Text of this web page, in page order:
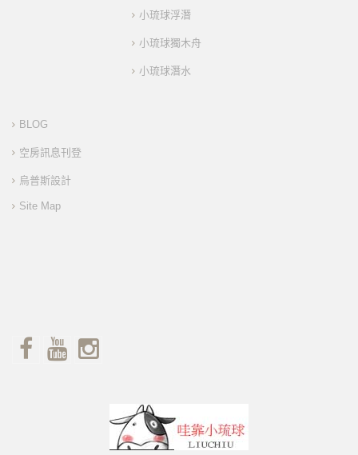
小琉球浮潛
小琉球獨木舟
小琉球潛水
BLOG
空房訊息刊登
烏普斯設計
Site Map